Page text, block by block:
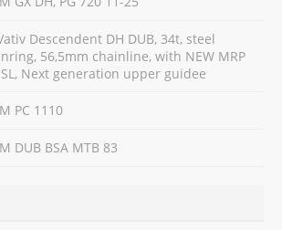
Descendent DH DUB, 34t, steel
56,5mm chainline, with NEW MRP
SL, Next generation upper guidee
PC 1110
DUB BSA MTB 83